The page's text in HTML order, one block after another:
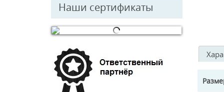
Наши сертификаты